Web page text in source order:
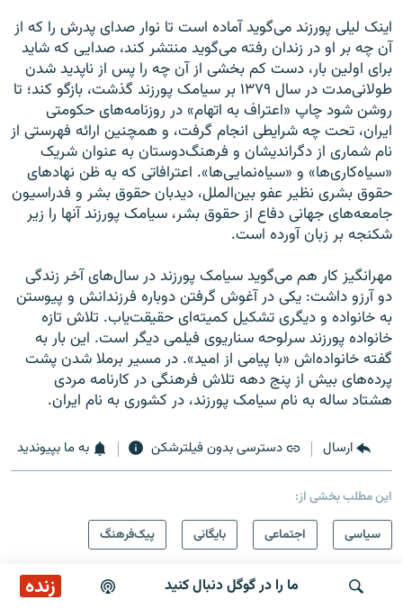
ما را در گوگل دنبال کنید زنده سرخط خبرها ۲:۰۰
اینک لیلی پورزند می‌گوید آماده است تا نوار صدای پدرش را که از
آن چه بر او در زندان رفته می‌گوید منتشر کند، صدایی که شاید
برای اولین بار، دست کم بخشی از آن چه را پس از ناپدید شدن
طولانی‌مدت در سال ۱۳۷۹ بر سیامک پورزند گذشت، بازگو کند؛ تا
روشن شود چاپ «اعتراف به اتهام» در روزنامه‌های حکومتی
ایران، تحت چه شرایطی انجام گرفت، و همچنین ارائه فهرستی از
نام شماری از دگراندیشان و فرهنگ‌دوستان به عنوان شریک
«سیاه‌کاری‌ها» و «سیاه‌نمایی‌ها». اعترافاتی که به ظن نهادهای
حقوق بشری نظیر عفو بین‌الملل، دیدبان حقوق بشر و فدراسیون
جامعه‌های جهانی دفاع از حقوق بشر، سیامک پورزند آنها را زیر
شکنجه بر زبان آورده است.
مهرانگیز کار هم می‌گوید سیامک پورزند در سال‌های آخر زندگی
دو آرزو داشت: یکی در آغوش گرفتن دوباره فرزندانش و پیوستن
به خانواده و دیگری تشکیل کمیته‌ای حقیقت‌یاب. تلاش تازه
خانواده پورزند سرلوحه سناریوی فیلمی دیگر است. این بار به
گفته خانواده‌اش «با پیامی از امید». در مسیر برملا شدن پشت
پرده‌های بیش از پنج دهه تلاش فرهنگی در کارنامه مردی
هشتاد ساله به نام سیامک پورزند، در کشوری به نام ایران.
ارسال دسترسی بدون فیلترشکن به ما بپیوندید
این مطلب بخشی از:
سیاسی
اجتماعی بایگانی پیک‌فرهنگ
در همین زمینه